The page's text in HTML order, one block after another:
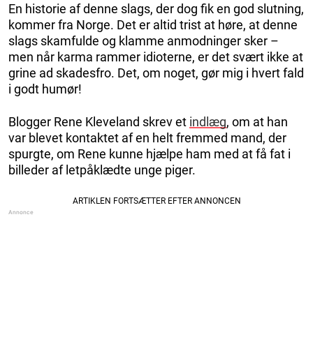
En historie af denne slags, der dog fik en god slutning,
kommer fra Norge. Det er altid trist at høre, at denne
slags skamfulde og klamme anmodninger sker –
men når karma rammer idioterne, er det svært ikke at
grine ad skadesfro. Det, om noget, gør mig i hvert fald
i godt humør!
Blogger Rene Kleveland skrev et indlæg, om at han
var blevet kontaktet af en helt fremmed mand, der
spurgte, om Rene kunne hjælpe ham med at få fat i
billeder af letpåklædte unge piger.